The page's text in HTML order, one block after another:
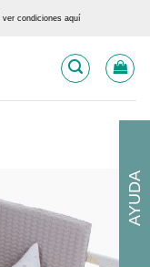
ver condiciones aquí
AYUDA